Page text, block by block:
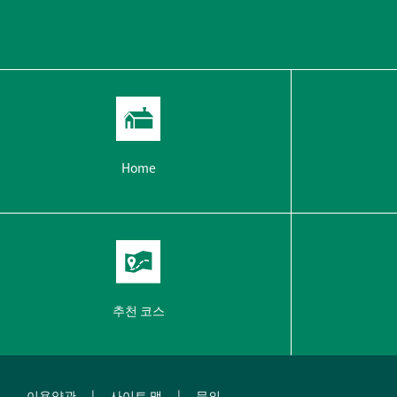
Home
추천 코스